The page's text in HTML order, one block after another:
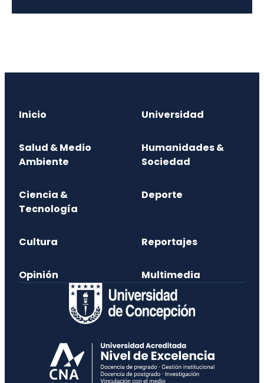
Inicio Universidad
Salud & Medio
Ambiente
Humanidades &
Sociedad
Ciencia &
Tecnología
Deporte
Cultura Reportajes
Opinión Multimedia